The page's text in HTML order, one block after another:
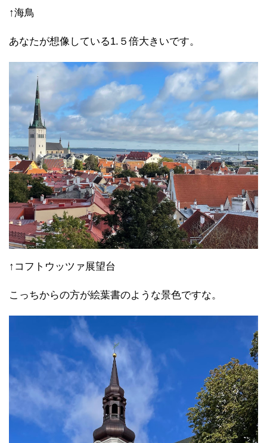
↑海鳥
あなたが想像している1.５倍大きいです。
↑コフトウッツァ展望台
こっちからの方が絵葉書のような景色ですな。